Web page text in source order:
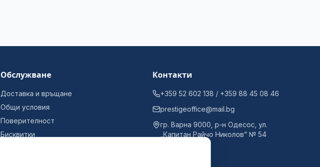
Обслужване
Доставка и връщане
Общи условия
Поверителност
Бисквитки
Контакти
+359 52 602 138 / +359 88 45 08 46
prestigeoffice@mail.bg
гр. Варна 9000, р-н Одесос, ул.
„Капитан Райчо Николов“ № 54